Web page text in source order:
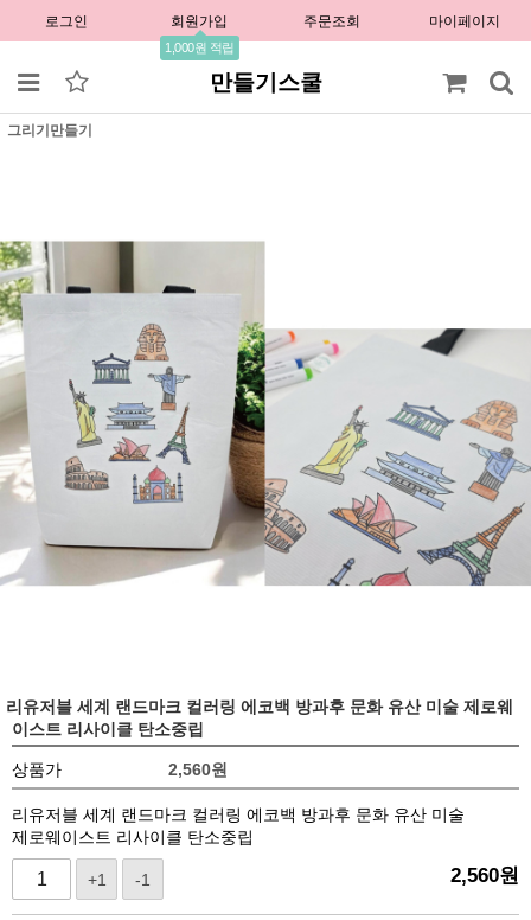
로그인 회원가입
1,000원 적립
주문조회 마이페이지
만들기스쿨
그리기만들기
리유저블 세계 랜드마크 컬러링 에코백 방과후 문화 유산 미술 제로웨
이스트 리사이클 탄소중립
상품가 2,560원
리유저블 세계 랜드마크 컬러링 에코백 방과후 문화 유산 미술
제로웨이스트 리사이클 탄소중립
+1 -1 2,560원